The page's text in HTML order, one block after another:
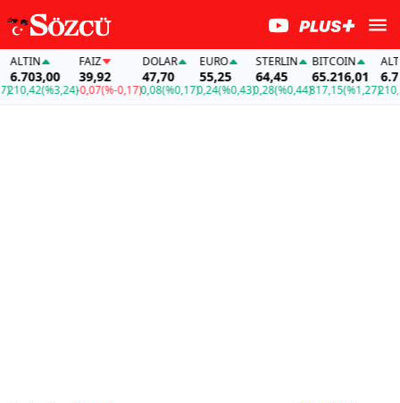
(%3,24)
FAİZ
39,92
-0,07(%-0,17)
DOLAR
47,70
0,08(%0,17)
EURO
55,25
0,24(%0,43)
STERLIN
64,45
0,28(%0,44)
BITCOIN
65.216,01
817,15(%1,27)
ALTIN
210,42